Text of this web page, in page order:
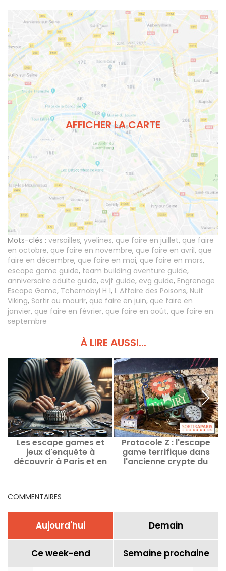
AFFICHER LA CARTE
Mots-clés : versailles, yvelines, que faire en juillet, que faire
en octobre, que faire en novembre, que faire en avril, que
faire en décembre, que faire en mai, que faire en mars,
escape game guide, team building aventure guide,
anniversaire adulte guide, evjf guide, evg guide, Engrenage
Escape Game, Tchernobyl H 1, L Affaire des Poisons, Nuit
Viking, Sortir ou mourir, que faire en juin, que faire en
janvier, que faire en février, que faire en août, que faire en
septembre
À LIRE AUSSI...
Les escape games et
jeux d'enquête à
découvrir à Paris et en
Protocole Z : l'escape
game terrifique dans
l'ancienne crypte du
COMMENTAIRES
Aujourd'hui Demain
Ce week-end Semaine prochaine